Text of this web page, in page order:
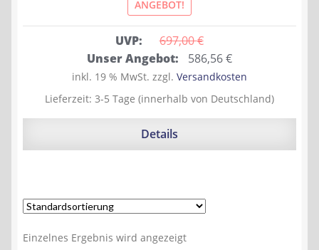
ANGEBOT!
UVP: 697,00 €
Ursprünglicher
Preis
war:
Unser Angebot: 586,56€Aktueller
Preis
ist:
inkl. 19 % MwSt. zzgl. Versandkosten
Lieferzeit: 3-5 Tage (innerhalb von Deutschland)
Details
Einzelnes Ergebnis wird angezeigt